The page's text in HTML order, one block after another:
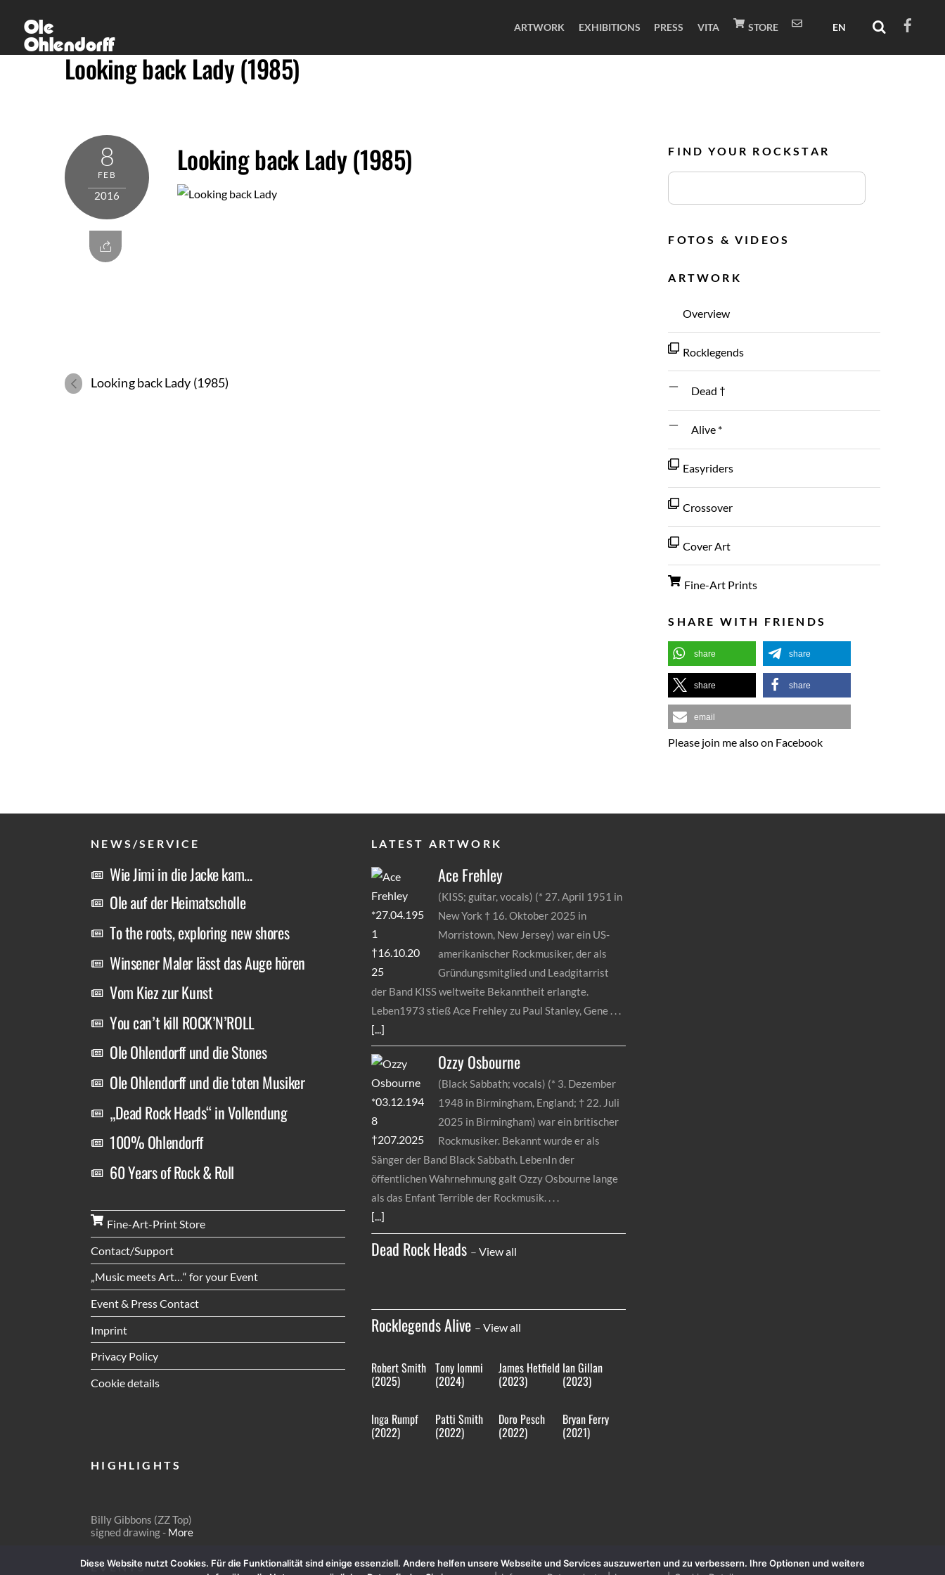
content
Ole
Ohlendorff
ARTWORK EXHIBITIONS PRESS VITA STORE
Looking back Lady (1985)
8
FEB
2016
Looking back Lady (1985)
Looking back Lady (1985)
FIND YOUR ROCKSTAR
FOTOS & VIDEOS
ARTWORK
Overview
Rocklegends
Dead †
Alive *
Easyriders
Crossover
Cover Art
Fine-Art Prints
SHARE WITH FRIENDS
share share
share share
email
Please join me also on Facebook
NEWS/SERVICE
Wie Jimi in die Jacke kam…
Ole auf der Heimatscholle
To the roots, exploring new shores
Winsener Maler lässt das Auge hören
Vom Kiez zur Kunst
You can’t kill ROCK’N’ROLL
Ole Ohlendorff und die Stones
Ole Ohlendorff und die toten Musiker
„Dead Rock Heads“ in Vollendung
100% Ohlendorff
60 Years of Rock & Roll
Fine-Art-Print Store
Contact/Support
„Music meets Art…“ for your Event
Event & Press Contact
Imprint
Privacy Policy
Cookie details
LATEST ARTWORK
AceFrehley
(KISS; guitar, vocals) (* 27. April 1951 in
New York † 16. Oktober 2025 in
Morristown, New Jersey) war ein US-
amerikanischer Rockmusiker, der als
Gründungsmitglied und Leadgitarrist
der Band KISS weltweite Bekanntheit erlangte.
Leben1973 stieß Ace Frehley zu Paul Stanley, Gene
[...]
OzzyOsbourne
(Black Sabbath; vocals) (* 3. Dezember
1948 in Birmingham, England; † 22. Juli
2025 in Birmingham) war ein britischer
Rockmusiker. Bekannt wurde er als
Sänger der Band Black Sabbath. LebenIn der
öffentlichen Wahrnehmung galt Ozzy Osbourne lange
als das Enfant Terrible der Rockmusik.
[...]
Dead Rock Heads –View all
Rocklegends Alive –View all
Robert Smith
(2025)
Tony Iommi
(2024)
James Hetfield
(2023)
Ian Gillan
(2023)
Inga Rumpf
(2022)
Patti Smith
(2022)
Doro Pesch
(2022)
Bryan Ferry
(2021)
HIGHLIGHTS
Billy Gibbons (ZZ Top)
signed drawing - More
EVENTS
Diese Website nutzt Cookies. Für die Funktionalität sind einige essenziell. Andere helfen unsere Webseite und Services auszuwerten und zu verbessern. Ihre Optionen und weitere